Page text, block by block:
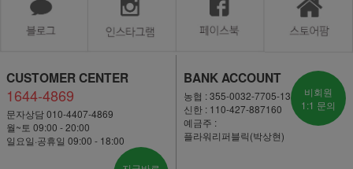
CUSTOMER CENTER
1644-4869
문자상담 010-4407-4869
월~토 09:00 - 20:00
일요일·공휴일 09:00 - 18:00
BANK ACCOUNT
농협 : 355-0032-7705-13
신한 : 110-427-887160
예금주 :
플라워리퍼블릭(박상현)
비회원
1:1 문의